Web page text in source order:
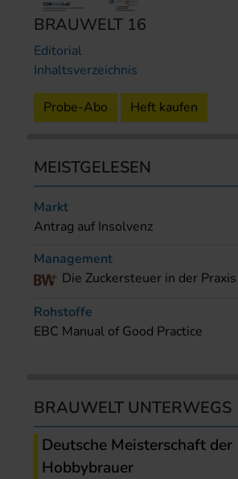
BRAUWELT 16
Editorial
Inhaltsverzeichnis
Probe-Abo Heft kaufen
MEISTGELESEN
Markt
Antrag auf Insolvenz
Management
Die Zuckersteuer in der Praxis
Rohstoffe
EBC Manual of Good Practice
BRAUWELT UNTERWEGS
Deutsche Meisterschaft der
Hobbybrauer